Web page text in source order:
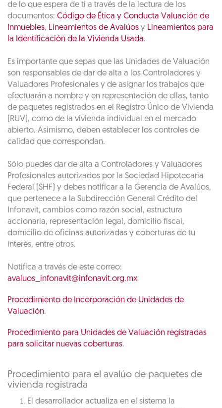
de lo que espera de ti a través de la lectura de los
documentos: Código de Ética y Conducta Valuación de
Inmuebles, Lineamientos de Avalúos y Lineamientos para
la Identificación de la Vivienda Usada.
Es importante que sepas que las Unidades de Valuación
son responsables de dar de alta a los Controladores y
Valuadores Profesionales y de asignar los trabajos que
efectuarán a nombre y en representación de ellas, tanto
de paquetes registrados en el Registro Único de Vivienda
(RUV), como de la vivienda individual en el mercado
abierto. Asimismo, deben establecer los controles de
calidad que correspondan.
Sólo puedes dar de alta a Controladores y Valuadores
Profesionales autorizados por la Sociedad Hipotecaria
Federal (SHF) y debes notificar a la Gerencia de Avalúos,
que pertenece a la Subdirección General Crédito del
Infonavit, cambios como razón social, estructura
accionaria, representación legal, domicilio fiscal,
domicilio de oficinas autorizadas y coberturas de tu
interés, entre otros.
Notifica a través de este correo:
avaluos_infonavit@infonavit.org.mx
Procedimiento de Incorporación de Unidades de
Valuación.
Procedimiento para Unidades de Valuación registradas
para solicitar nuevas coberturas.
Procedimiento para el avalúo de paquetes de
vivienda registrada
El desarrollador actualiza en el sistema la